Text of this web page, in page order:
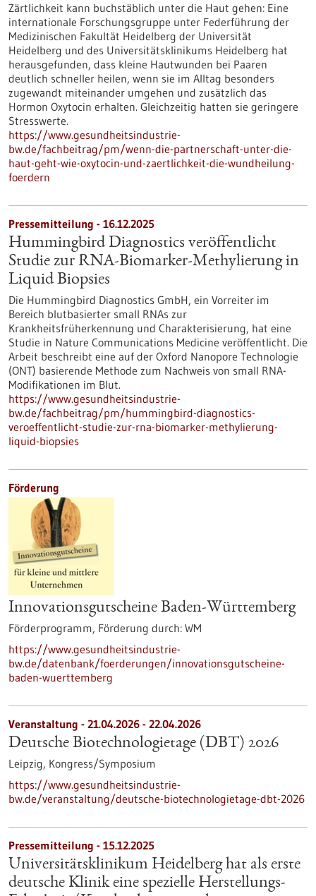
Zärtlichkeit kann buchstäblich unter die Haut gehen: Eine
internationale Forschungsgruppe unter Federführung der
Medizinischen Fakultät Heidelberg der Universität
Heidelberg und des Universitätsklinikums Heidelberg hat
herausgefunden, dass kleine Hautwunden bei Paaren
deutlich schneller heilen, wenn sie im Alltag besonders
zugewandt miteinander umgehen und zusätzlich das
Hormon Oxytocin erhalten. Gleichzeitig hatten sie geringere
Stresswerte.
https://www.gesundheitsindustrie-
bw.de/fachbeitrag/pm/wenn-die-partnerschaft-unter-die-
haut-geht-wie-oxytocin-und-zaertlichkeit-die-wundheilung-
foerdern
Pressemitteilung - 16.12.2025
Hummingbird Diagnostics veröffentlicht
Studie zur RNA-Biomarker-Methylierung in
Liquid Biopsies
Die Hummingbird Diagnostics GmbH, ein Vorreiter im
Bereich blutbasierter small RNAs zur
Krankheitsfrüherkennung und Charakterisierung, hat eine
Studie in Nature Communications Medicine veröffentlicht. Die
Arbeit beschreibt eine auf der Oxford Nanopore Technologie
(ONT) basierende Methode zum Nachweis von small RNA-
Modifikationen im Blut.
https://www.gesundheitsindustrie-
bw.de/fachbeitrag/pm/hummingbird-diagnostics-
veroeffentlicht-studie-zur-rna-biomarker-methylierung-
liquid-biopsies
Förderung
Innovationsgutscheine Baden-Württemberg
Förderprogramm, Förderung durch: WM
https://www.gesundheitsindustrie-
bw.de/datenbank/foerderungen/innovationsgutscheine-
baden-wuerttemberg
Veranstaltung - 21.04.2026 - 22.04.2026
Deutsche Biotechnologietage (DBT) 2026
Leipzig, Kongress/Symposium
https://www.gesundheitsindustrie-
bw.de/veranstaltung/deutsche-biotechnologietage-dbt-2026
Pressemitteilung - 15.12.2025
Universitätsklinikum Heidelberg hat als erste
deutsche Klinik eine spezielle Herstellungs-